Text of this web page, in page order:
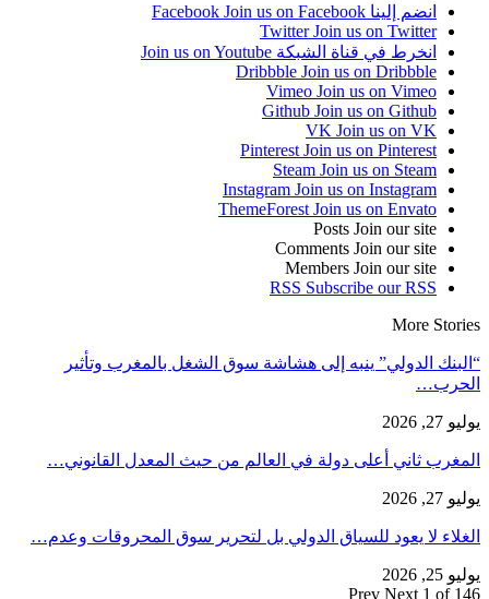
انضم إلينا Facebook Join us on Facebook
Twitter Join us on Twitter
انخرط في قناة الشبكة Join us on Youtube
Dribbble Join us on Dribbble
Vimeo Join us on Vimeo
Github Join us on Github
VK Join us on VK
Pinterest Join us on Pinterest
Steam Join us on Steam
Instagram Join us on Instagram
ThemeForest Join us on Envato
Posts Join our site
Comments Join our site
Members Join our site
RSS Subscribe our RSS
More Stories
“البنك الدولي” ينبه إلى هشاشة سوق الشغل بالمغرب وتأثير
الحرب…
يوليو 27, 2026
المغرب ثاني أعلى دولة في العالم من حيث المعدل القانوني…
يوليو 27, 2026
الغلاء لا يعود للسياق الدولي بل لتحرير سوق المحروقات وعدم…
يوليو 25, 2026
Prev Next 1 of 146